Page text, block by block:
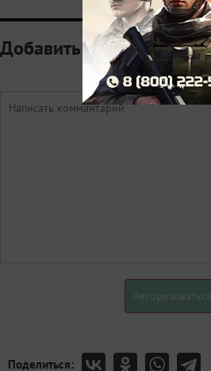
Добавить комментарий
Авторизоваться
Поделиться: